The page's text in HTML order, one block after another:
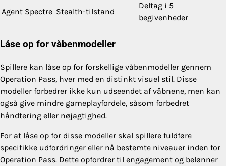
Agent Spectre Stealth-tilstand
Deltag i 5
begivenheder
Låse op for våbenmodeller
Spillere kan låse op for forskellige våbenmodeller gennem
Operation Pass, hver med en distinkt visuel stil. Disse
modeller forbedrer ikke kun udseendet af våbnene, men kan
også give mindre gameplayfordele, såsom forbedret
håndtering eller nøjagtighed.
For at låse op for disse modeller skal spillere fuldføre
specifikke udfordringer eller nå bestemte niveauer inden for
Operation Pass. Dette opfordrer til engagement og belønner